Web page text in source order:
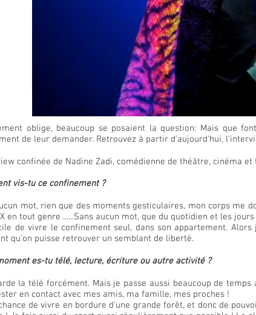
oblige, beaucoup se posaient la question: Mais que
de leur demander. Retrouvez à partir d'aujourd'hui,
confinée de Nadine Zadi, comédienne de théâtre, cinéma et
vis-tu ce confinement ?
mot, rien que des moments gesticulaires, mon corps me
en tout genre ......Sans aucun mot, que du quotidien et les
de vivre le confinement seul, dans son appartement.
qu’on puisse retrouver un semblant de liberté.
es-tu télé, lecture, écriture ou autre activité ?
la télé forcément. Mais je passe aussi beaucoup de
en contact avec mes amis, ma famille, mes proches !
de vivre en bordure d’une grande forêt, et donc de